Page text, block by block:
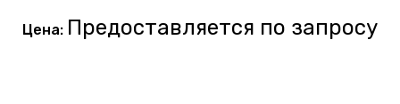
Цена: Предоставляется по запросу